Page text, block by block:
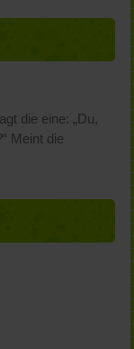
die eine: „Du,
Meint die